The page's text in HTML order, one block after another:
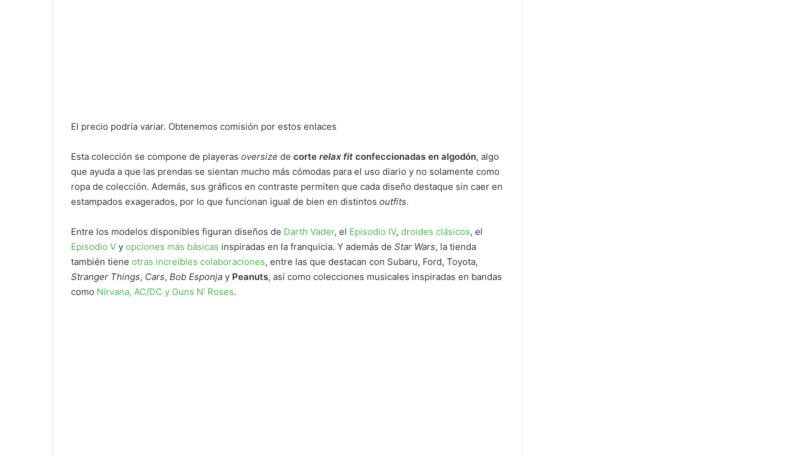
El precio podría variar. Obtenemos comisión por estos enlaces
Esta colección se compone de playeras oversize de corte relax fit confeccionadas en algodón, algo
que ayuda a que las prendas se sientan mucho más cómodas para el uso diario y no solamente como
ropa de colección. Además, sus gráficos en contraste permiten que cada diseño destaque sin caer en
estampados exagerados, por lo que funcionan igual de bien en distintos outfits.
Entre los modelos disponibles figuran diseños de Darth Vader, el Episodio IV, droides clásicos, el
Episodio V y opciones más básicas inspiradas en la franquicia. Y además de Star Wars, la tienda
también tiene otras increíbles colaboraciones, entre las que destacan con Subaru, Ford, Toyota,
Stranger Things, Cars, Bob Esponja y Peanuts, así como colecciones musicales inspiradas en bandas
como Nirvana, AC/DC y Guns N’ Roses.